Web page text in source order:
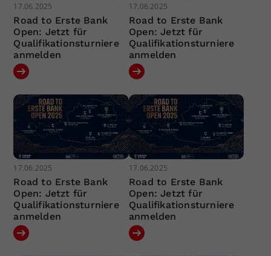
17.06.2025
Road to Erste Bank
Open: Jetzt für
Qualifikationsturniere
anmelden
17.06.2025
Road to Erste Bank
Open: Jetzt für
Qualifikationsturniere
anmelden
17.06.2025
Road to Erste Bank
Open: Jetzt für
Qualifikationsturniere
anmelden
17.06.2025
Road to Erste Bank
Open: Jetzt für
Qualifikationsturniere
anmelden